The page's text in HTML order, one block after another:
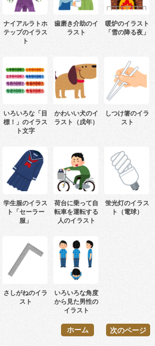
ナイアルラトホ
テップのイラス
ト
歯磨き介助のイ
ラスト
暖炉のイラスト
「雪の降る夜」
いろいろな「目
標！」のイラス
ト文字
かわいい犬のイ
ラスト（戌年）
しつけ箸のイラ
スト
学生服のイラス
ト「セーラー
服」
荷台に乗って自
転車を運転する
人のイラスト
蛍光灯のイラス
ト（電球）
さしがねのイラ
スト
いろいろな角度
から見た男性の
イラスト
次のページ
ホーム